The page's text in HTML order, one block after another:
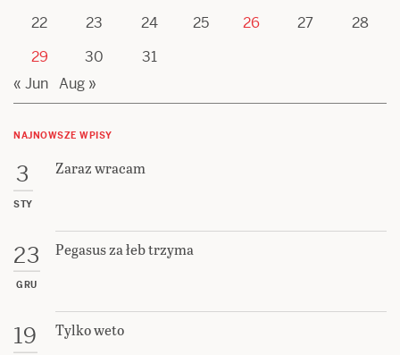
22
23 24 25 26 27
28
29
30
31
« Jun Aug »
NAJNOWSZE WPISY
3
STY
Zaraz wracam
23
GRU
Pegasus za łeb trzyma
19 Tylko weto